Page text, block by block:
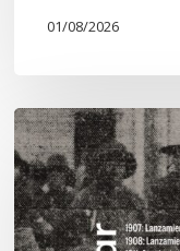
01/08/2026
Chawrakawin:
Palimpsesto
explora
a